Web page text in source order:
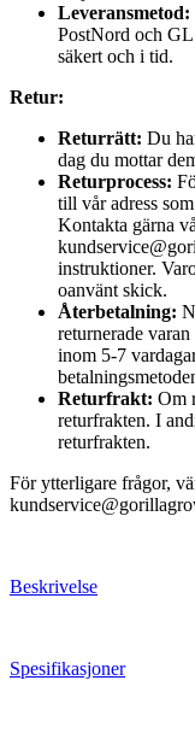
Leveransmetod:
PostNord och
säkert och i tid.
Retur:
Returrätt: Du
dag du mottar
Returprocess:
till vår adress
Kontakta gärna
instruktioner.
oanvänt skick.
Återbetalning:
returnerade
inom 5-7
Returfrakt: Om
returfrakten. I
returfrakten.
För ytterligare frågor,
Beskrivelse
Spesifikasjoner